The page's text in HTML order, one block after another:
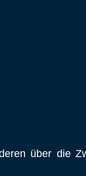
über die